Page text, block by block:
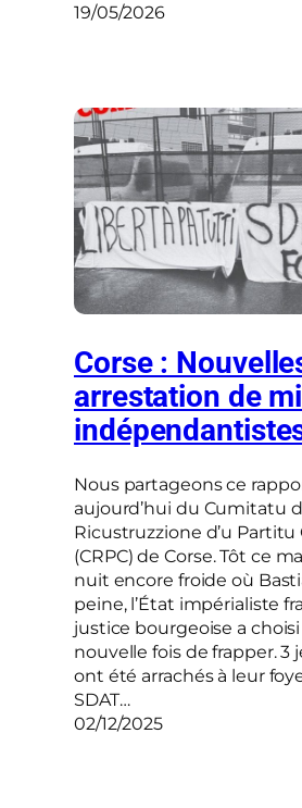
19/05/2026
Corse :
arrestation de
Nous partageons ce
aujourd’hui du Cumitatu
Ricustruzzione d’u
(CRPC) de Corse. Tôt ce
nuit encore froide où
peine, l’État impérialiste
justice bourgeoise a
nouvelle fois de frapper. 3
ont été arrachés à leur
SDAT…
02/12/2025